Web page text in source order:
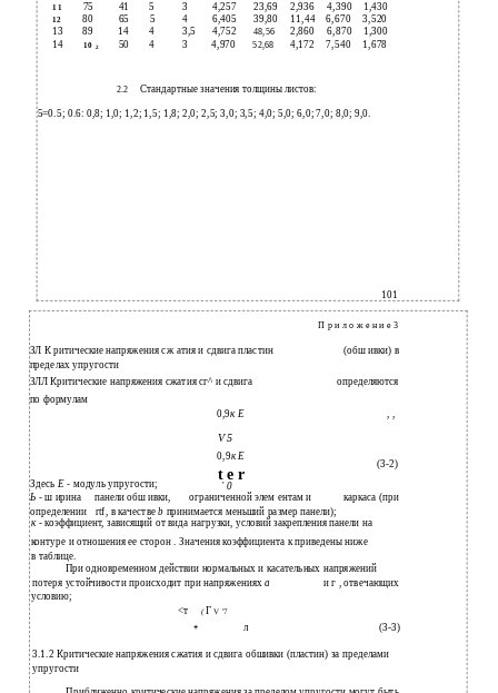
1 1 75 41 5 3 4,257 23,69 2,936 4,390 1,430
12 80 65 5 4 6,405 39,80 11,44 6,670 3,520
13 89 14 4 3,5 4,752 48,56 2,860 6,870
1,300
14
10 2 50 4 3 4,970 52,68 4,172 7,540 1,678
2.2 Стандартные значения толщины листов:
5=0.5; 0.6: 0,8; 1,0; 1,2; 1,5; 1,8; 2,0; 2,5; 3,0; 3,5; 4,0; 5,0; 6,0; 7,0; 8,0; 9,0.
101
П р и л о ж е н и е 3
ЗЛ К ритические напряжения сж атия и сдвига пластин (обш ивки) в
пределах упругости
ЗЛЛ Критические напряжения сжатия сг^ и сдвига
определяются
по формулам
0,9к Е
V 5
0,9к Е
(3-2)
t e r
Здесь Е - модуль упругости; ' 0
Ь - ш ирина панели обш ивки, ограниченной элем ентам и каркаса (при
определении rtf, в качествеb принимается меньший размер панели);
к -коэффициент, зависящий от вида нагрузки, условий закрепления панели на
контуре и отношения ее сторон . Значения коэффициента к приведены ниже
в таблице.
При одновременном действии нормальных и касательных напряжений
потеря устойчивости происходит при напряженияха и г , отвечающих
условию;
<т
(ГV '7
(3-3)
+ л
3.1.2 Критические напряжения сжатия и сдвига обшивки (пластин) за пределами
упругости